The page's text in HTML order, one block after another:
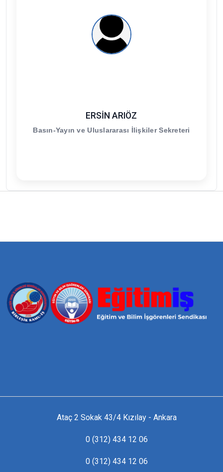
ERSİN ARIÖZ
Basın-Yayın ve Uluslararası İlişkiler Sekreteri
Ataç 2 Sokak 43/4 Kızılay - Ankara
0 (312) 434 12 06
0 (312) 434 12 06